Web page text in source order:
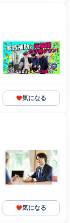
気になる
気になる